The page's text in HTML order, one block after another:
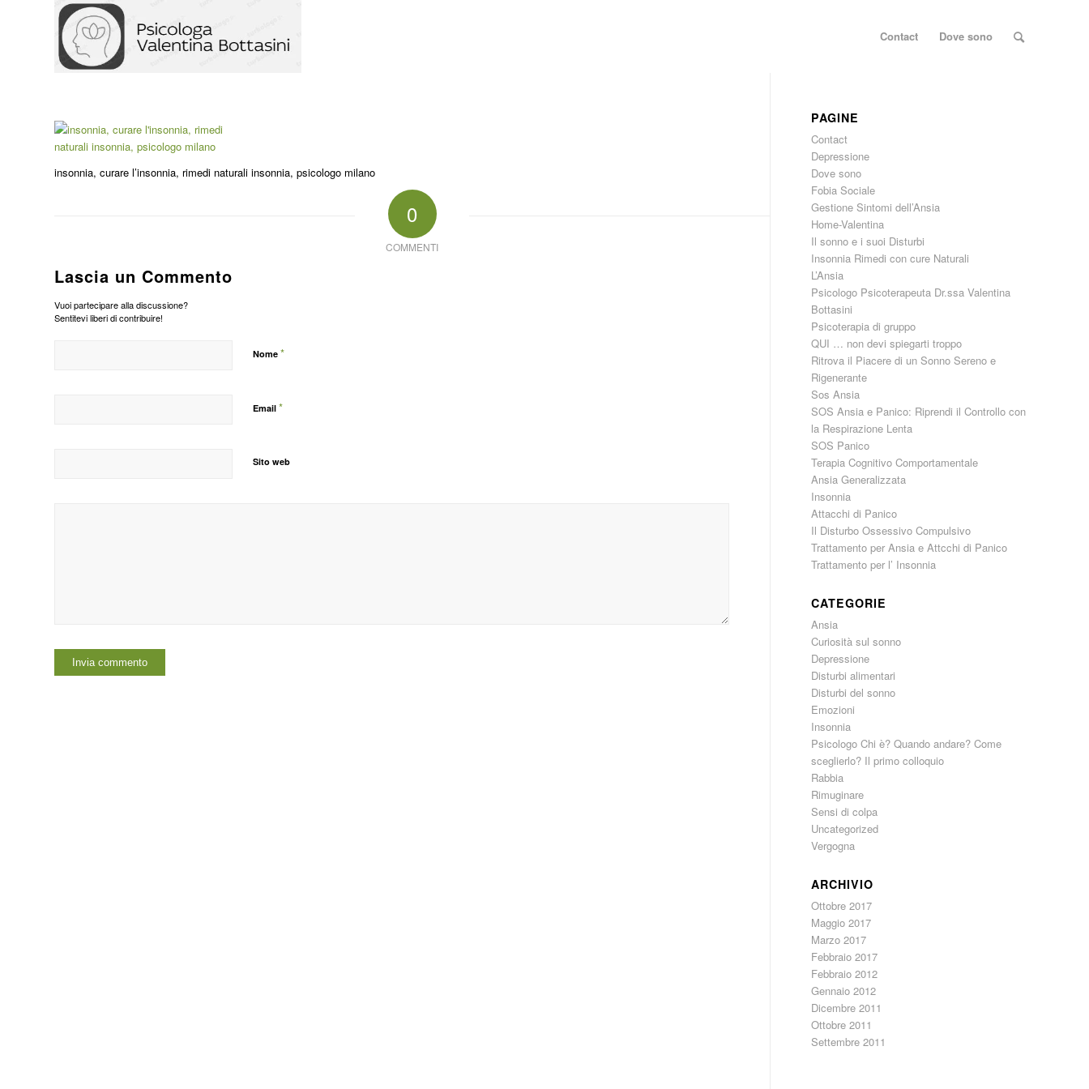
Contact Dove sono
insonnia, curare l’insonnia, rimedi naturali insonnia, psicologo milano
0
COMMENTI
Lascia un Commento
Vuoi partecipare alla discussione?
Sentitevi liberi di contribuire!
Nome *
Email *
Sito web
PAGINE
Contact
Depressione
Dove sono
Fobia Sociale
Gestione Sintomi dell’Ansia
Home-Valentina
Il sonno e i suoi Disturbi
Insonnia Rimedi con cure Naturali
L’Ansia
Psicologo Psicoterapeuta Dr.ssa Valentina
Bottasini
Psicoterapia di gruppo
QUI … non devi spiegarti troppo
Ritrova il Piacere di un Sonno Sereno e
Rigenerante
Sos Ansia
SOS Ansia e Panico: Riprendi il Controllo con
la Respirazione Lenta
SOS Panico
Terapia Cognitivo Comportamentale
Ansia Generalizzata
Insonnia
Attacchi di Panico
Il Disturbo Ossessivo Compulsivo
Trattamento per Ansia e Attcchi di Panico
Trattamento per l’ Insonnia
CATEGORIE
Ansia
Curiosità sul sonno
Depressione
Disturbi alimentari
Disturbi del sonno
Emozioni
Insonnia
Psicologo Chi è? Quando andare? Come
sceglierlo? Il primo colloquio
Rabbia
Rimuginare
Sensi di colpa
Uncategorized
Vergogna
ARCHIVIO
Ottobre 2017
Maggio 2017
Marzo 2017
Febbraio 2017
Febbraio 2012
Gennaio 2012
Dicembre 2011
Ottobre 2011
Settembre 2011